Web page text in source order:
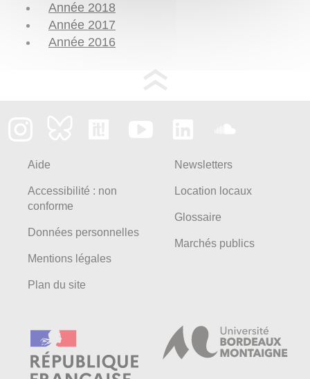
Année 2018
Année 2017
Année 2016
Aide
Accessibilité : non
conforme
Données personnelles
Mentions légales
Plan du site
Newsletters
Location locaux
Glossaire
Marchés publics